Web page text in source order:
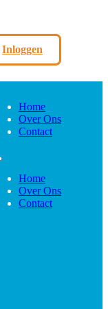
Inloggen
Home
Over Ons
Contact
Home
Over Ons
Contact